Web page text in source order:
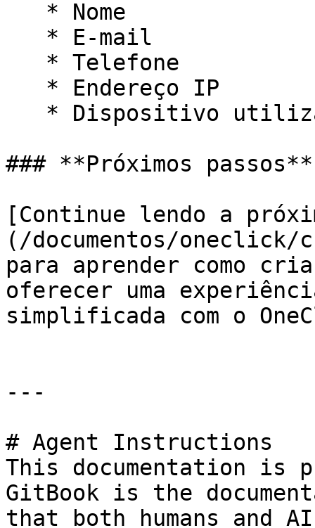
### **Próximos passos**
[Continue lendo a
(/documentos/oneclick/
para aprender como
oferecer uma
simplificada com o
---
# Agent Instructions
This documentation is
GitBook is the
that both humans and